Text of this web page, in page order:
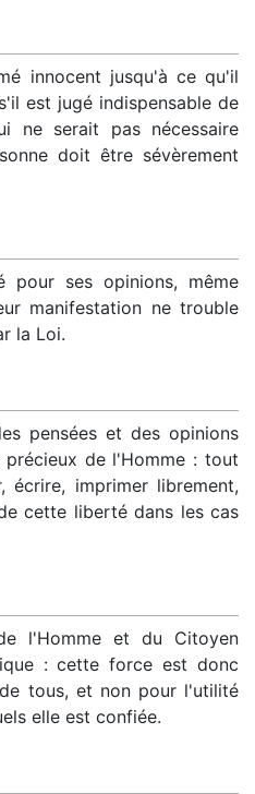
innocent jusqu'à ce qu'il
est jugé indispensable de
ne serait pas nécessaire
doit être sévèrement
ses opinions, même
manifestation ne trouble
la Loi.
pensées et des opinions
de l'Homme : tout
écrire, imprimer librement,
cette liberté dans les cas
l'Homme et du Citoyen
: cette force est donc
tous, et non pour l'utilité
elle est confiée.